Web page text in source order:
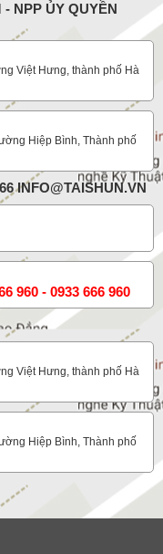
NPP ỦY QUYỀN
Việt Hưng, thành phố Hà
Hiệp Bình, Thành phố
INFO@TAISHUN.VN
960 - 0933 666 960
Việt Hưng, thành phố Hà
Hiệp Bình, Thành phố